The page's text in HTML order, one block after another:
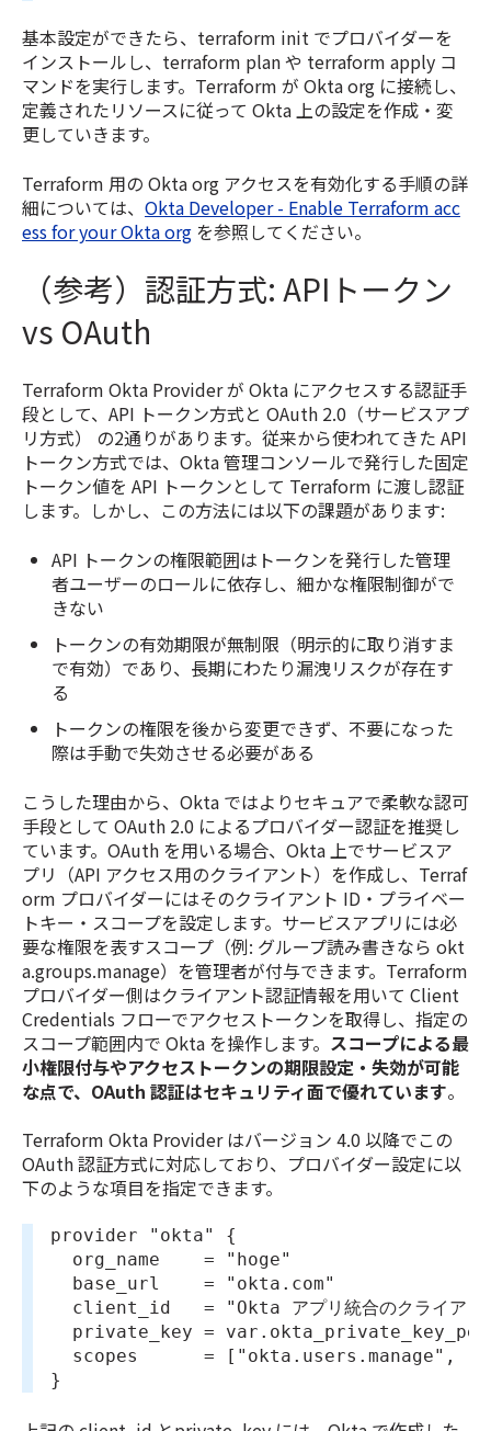
基本設定ができたら、terraform init でプロバイダーを
インストールし、terraform plan や terraform apply コ
マンドを実行します。Terraform が Okta org に接続し、
定義されたリソースに従って Okta 上の設定を作成・変
更していきます。
Terraform 用の Okta org アクセスを有効化する手順の詳
細については、 Okta Developer - Enable Terraform acc
ess for your Okta org を参照してください。
（参考）認証方式: APIトークン
vs OAuth
Terraform Okta Provider が Okta にアクセスする認証手
段として、API トークン方式と OAuth 2.0（サービスアプ
リ方式） の2通りがあります。従来から使われてきた API
トークン方式では、Okta 管理コンソールで発行した固定
トークン値を API トークンとして Terraform に渡し認証
します。しかし、この方法には以下の課題があります:
API トークンの権限範囲はトークンを発行した管理
者ユーザーのロールに依存し、細かな権限制御がで
きない
トークンの有効期限が無制限（明示的に取り消すま
で有効）であり、長期にわたり漏洩リスクが存在す
る
トークンの権限を後から変更できず、不要になった
際は手動で失効させる必要がある
こうした理由から、Okta ではよりセキュアで柔軟な認可
手段として OAuth 2.0 によるプロバイダー認証を推奨し
ています。OAuth を用いる場合、Okta 上でサービスア
プリ（API アクセス用のクライアント）を作成し、Terraf
orm プロバイダーにはそのクライアント ID・プライベー
トキー・スコープを設定します。サービスアプリには必
要な権限を表すスコープ（例: グループ読み書きなら okt
a.groups.manage）を管理者が付与できます。Terraform
プロバイダー側はクライアント認証情報を用いて Client
Credentials フローでアクセストークンを取得し、指定の
スコープ範囲内で Okta を操作します。 スコープによる最
小権限付与やアクセストークンの期限設定・失効が可能
な点で、OAuth 認証はセキュリティ面で優れています。
Terraform Okta Provider はバージョン 4.0 以降でこの
OAuth 認証方式に対応しており、プロバイダー設定に以
下のような項目を指定できます。
provider "okta" {
  org_name    = "hoge"
  base_url    = "okta.com"
client_id   = "Okta アプリ統合のクライアン
private_key = var.okta_private_key_pem
scopes      = ["okta.users.manage",
}